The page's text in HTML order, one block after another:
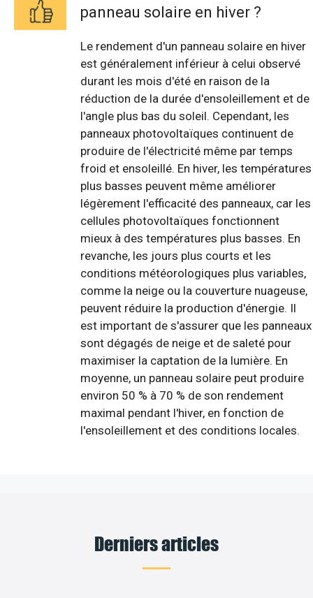
panneau solaire en hiver ?
Le rendement d'un panneau solaire en hiver
est généralement inférieur à celui observé
durant les mois d'été en raison de la
réduction de la durée d'ensoleillement et de
l'angle plus bas du soleil. Cependant, les
panneaux photovoltaïques continuent de
produire de l'électricité même par temps
froid et ensoleillé. En hiver, les températures
plus basses peuvent même améliorer
légèrement l'efficacité des panneaux, car les
cellules photovoltaïques fonctionnent
mieux à des températures plus basses. En
revanche, les jours plus courts et les
conditions météorologiques plus variables,
comme la neige ou la couverture nuageuse,
peuvent réduire la production d'énergie. Il
est important de s'assurer que les panneaux
sont dégagés de neige et de saleté pour
maximiser la captation de la lumière. En
moyenne, un panneau solaire peut produire
environ 50 % à 70 % de son rendement
maximal pendant l'hiver, en fonction de
l'ensoleillement et des conditions locales.
Derniers articles